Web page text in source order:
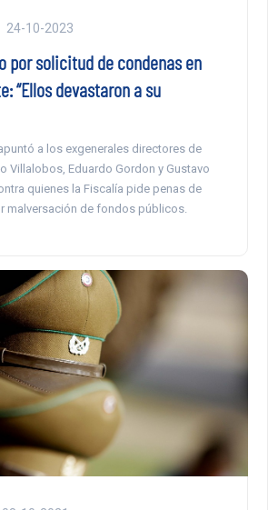
24-10-2023
por solicitud de condenas en
“Ellos devastaron a su
a los exgenerales directores de
Villalobos, Eduardo Gordon y Gustavo
quienes la Fiscalía pide penas de
malversación de fondos públicos.